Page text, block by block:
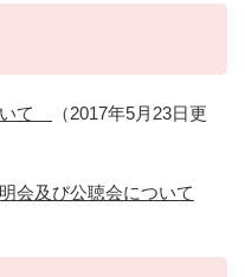
いて
（2017年5月23日更
会及び公聴会について